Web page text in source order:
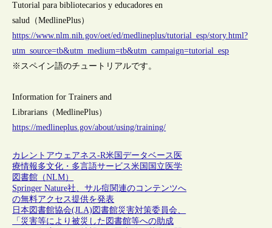
Tutorial para bibliotecarios y educadores en
salud（MedlinePlus）
https://www.nlm.nih.gov/oet/ed/medlineplus/tutorial_esp/story.html?
utm_source=tb&utm_medium=tb&utm_campaign=tutorial_esp
※スペイン語のチュートリアルです。
Information for Trainers and
Librarians（MedlinePlus）
https://medlineplus.gov/about/using/training/
カレントアウェアネス-R米国データベース 医
療情報多文化・多言語サービス米国国立医学
図書館（NLM）
Springer Nature社、サル痘関連のコンテンツへ
の無料アクセス提供を発表
日本図書館協会(JLA)図書館災害対策委員会、
「災害等により被災した図書館等への助成